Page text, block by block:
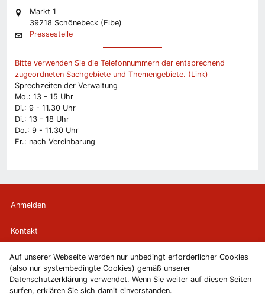
Auf unserer Webseite werden nur unbedingt erforderlicher Cookies
(also nur systembedingte Cookies) gemäß unserer
Datenschutzerklärung verwendet. Wenn Sie weiter auf diesen Seiten
surfen, erklären Sie sich damit einverstanden.
Markt 1
39218 Schönebeck (Elbe)
Pressestelle
Bitte verwenden Sie die Telefonnummern der entsprechend
zugeordneten Sachgebiete und Themengebiete. (Link)
Sprechzeiten der Verwaltung
Mo.: 13 - 15 Uhr
Di.: 9 - 11.30 Uhr
Di.: 13 - 18 Uhr
Do.: 9 - 11.30 Uhr
Fr.: nach Vereinbarung
Anmelden
Kontakt
Newsletter
Newsletterabmeldung